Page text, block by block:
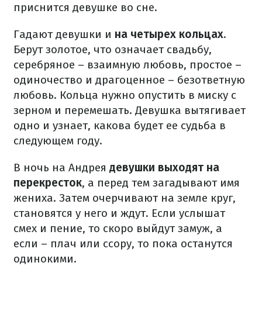
приснится девушке во сне.
Гадают девушки и на четырех кольцах.
Берут золотое, что означает свадьбу,
серебряное – взаимную любовь, простое –
одиночество и драгоценное – безответную
любовь. Кольца нужно опустить в миску с
зерном и перемешать. Девушка вытягивает
одно и узнает, какова будет ее судьба в
следующем году.
В ночь на Андрея девушки выходят на
перекресток, а перед тем загадывают имя
жениха. Затем очерчивают на земле круг,
становятся у него и ждут. Если услышат
смех и пение, то скоро выйдут замуж, а
если – плач или ссору, то пока останутся
одинокими.